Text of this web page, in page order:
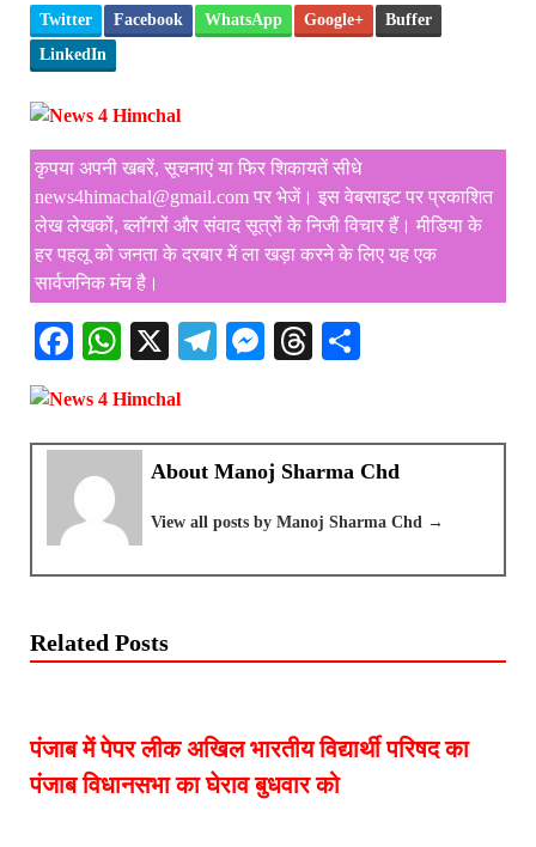
Twitter Facebook WhatsApp Google+
Buffer
LinkedIn
कृपया अपनी खबरें, सूचनाएं या फिर शिकायतें सीधे
news4himachal@gmail.com पर भेजें। इस वेबसाइट पर प्रकाशित
लेख लेखकों, ब्लॉगरों और संवाद सूत्रों के निजी विचार हैं। मीडिया के
हर पहलू को जनता के दरबार में ला खड़ा करने के लिए यह एक
सार्वजनिक मंच है।
F
eb
oo
k
W
at
s
p
p
X
Te
a
M
n
ge
r
T
ds e
About Manoj Sharma Chd
View all posts by Manoj Sharma Chd →
Related Posts
पंजाब में पेपर लीक अखिल भारतीय विद्यार्थी परिषद का
पंजाब विधानसभा का घेराव बुधवार को